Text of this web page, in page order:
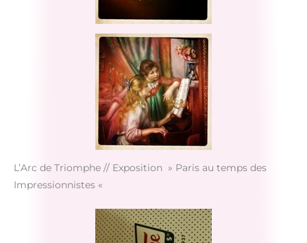
L’Arc de Triomphe // Exposition » Paris au temps des
Impressionnistes «